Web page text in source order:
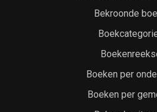
Bekroonde
Boeken per
Boeken per